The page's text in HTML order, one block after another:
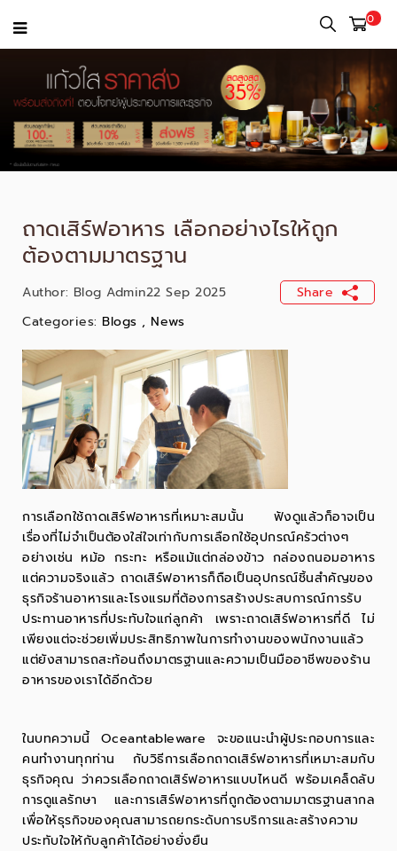
0
ถาดเสิร์ฟอาหาร เลือกอย่างไรให้ถูก
ต้องตามมาตรฐาน
Share
Author: Blog Admin22 Sep 2025
Categories: Blogs , News
การเลือกใช้ถาดเสิร์ฟอาหารที่เหมาะสมนั้น ฟังดูแล้วก็อาจเป็น
เรื่องที่ไม่จำเป็นต้องใส่ใจเท่ากับการเลือกใช้อุปกรณ์ครัวต่างๆ
อย่างเช่นหม้อ กระทะ หรือแม้แต่กล่องข้าว กล่องถนอมอาหาร
แต่ความจริงแล้ว ถาดเสิร์ฟอาหารก็ถือเป็นอุปกรณ์ชิ้นสำคัญของ
ธุรกิจร้านอาหารและโรงแรมที่ต้องการสร้างประสบการณ์การรับ
ประทานอาหารที่ประทับใจแก่ลูกค้า เพราะถาดเสิร์ฟอาหารที่ดี ไม่
เพียงแต่จะช่วยเพิ่มประสิทธิภาพในการทำงานของพนักงานแล้ว
แต่ยังสามารถสะท้อนถึงมาตรฐานและความเป็นมืออาชีพของร้าน
อาหารของเราได้อีกด้วย
ในบทความนี้ Oceantableware จะขอแนะนำผู้ประกอบการและ
คนทำงานทุกท่าน กับวิธีการเลือกถาดเสิร์ฟอาหารที่เหมาะสมกับ
ธุรกิจคุณ ว่าควรเลือกถาดเสิร์ฟอาหารแบบไหนดี พร้อมเคล็ดลับ
การดูแลรักษา และการเสิร์ฟอาหารที่ถูกต้องตามมาตรฐานสากล
เพื่อให้ธุรกิจของคุณสามารถยกระดับการบริการและสร้างความ
ประทับใจให้กับลูกค้าได้อย่างยั่งยืน